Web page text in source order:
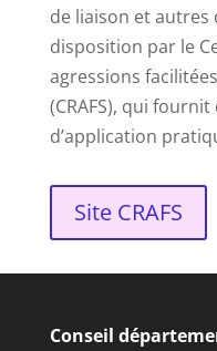
de liaison et
disposition par le
agressions
(CRAFS), qui
d’application
Site CRAFS
Conseil